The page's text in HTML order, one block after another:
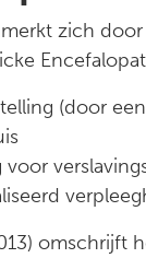
zich door
(door
voor
omschrijft